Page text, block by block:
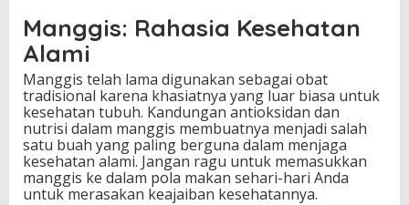
Manggis: Rahasia Kesehatan
Alami
Manggis telah lama digunakan sebagai obat
tradisional karena khasiatnya yang luar biasa untuk
kesehatan tubuh. Kandungan antioksidan dan
nutrisi dalam manggis membuatnya menjadi salah
satu buah yang paling berguna dalam menjaga
kesehatan alami. Jangan ragu untuk memasukkan
manggis ke dalam pola makan sehari-hari Anda
untuk merasakan keajaiban kesehatannya.